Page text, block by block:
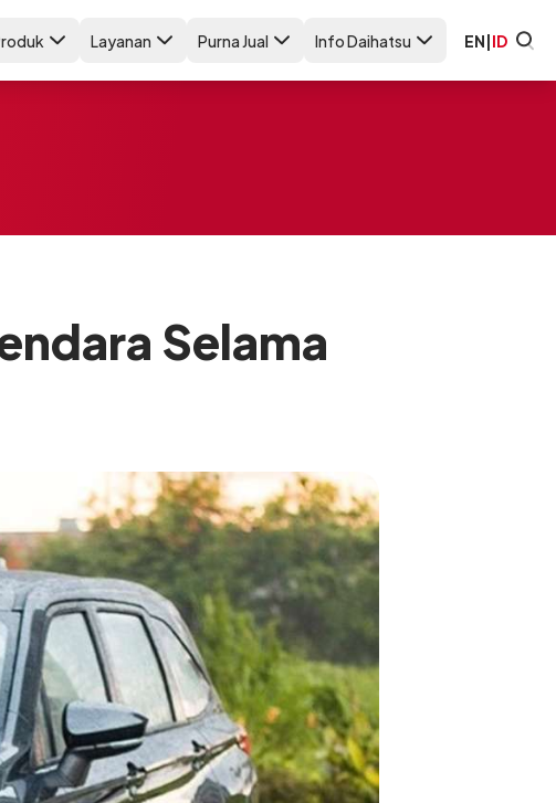
Layanan Purna Jual Info Daihatsu EN|ID
Selama